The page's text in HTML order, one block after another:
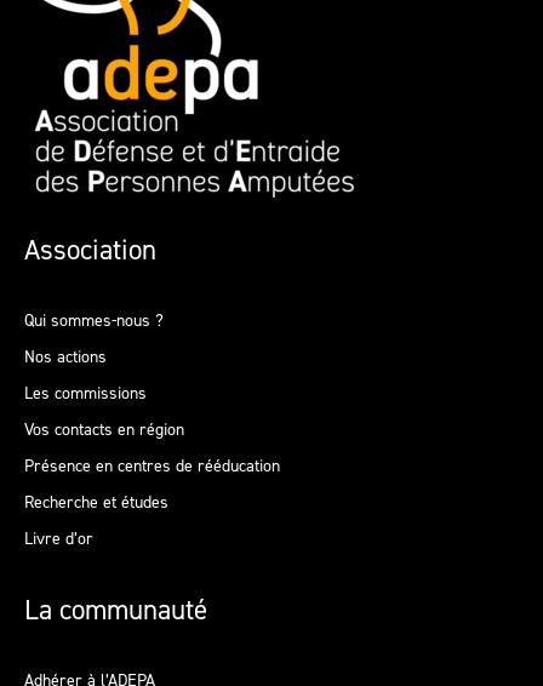
Association
Qui sommes-nous ?
Nos actions
Les commissions
Vos contacts en région
Présence en centres de rééducation
Recherche et études
Livre d’or
La communauté
Adhérer à l’ADEPA